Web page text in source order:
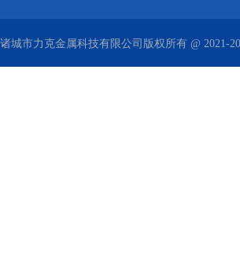
诸城市力克金属科技有限公司版权所有 @ 2021-